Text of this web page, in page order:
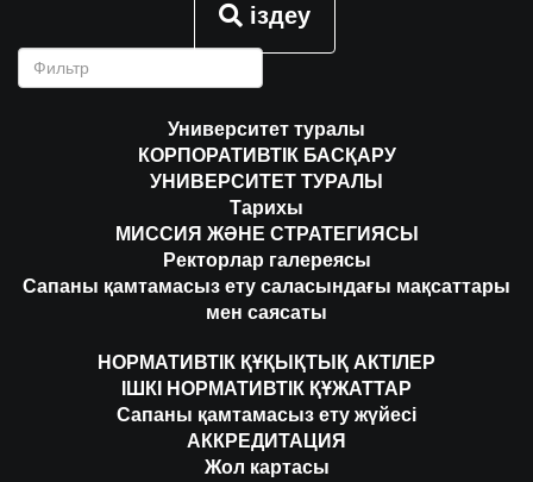
іздеу
Университет туралы
КОРПОРАТИВТІК БАСҚАРУ
УНИВЕРСИТЕТ ТУРАЛЫ
Тарихы
МИССИЯ ЖӘНЕ СТРАТЕГИЯСЫ
Ректорлар галереясы
Сапаны қамтамасыз ету саласындағы мақсаттары
мен саясаты
НОРМАТИВТІК ҚҰҚЫҚТЫҚ АКТІЛЕР
ІШКІ НОРМАТИВТІК ҚҰЖАТТАР
Сапаны қамтамасыз ету жүйесі
АККРЕДИТАЦИЯ
Жол картасы